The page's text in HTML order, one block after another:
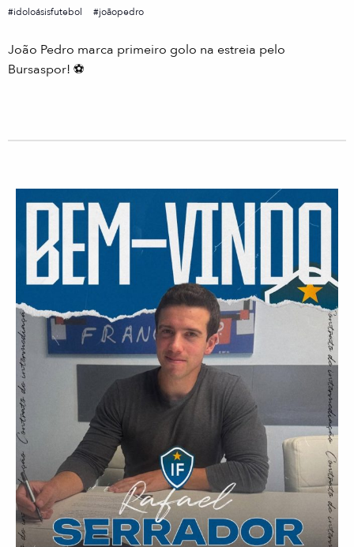
idoloásisfutebol
joãopedro
João Pedro marca primeiro golo na estreia pelo
Bursaspor! ⚽